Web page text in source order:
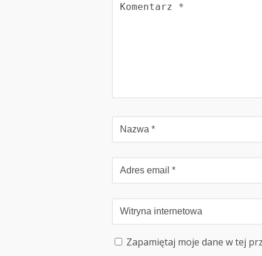
Zapamiętaj moje dane w tej